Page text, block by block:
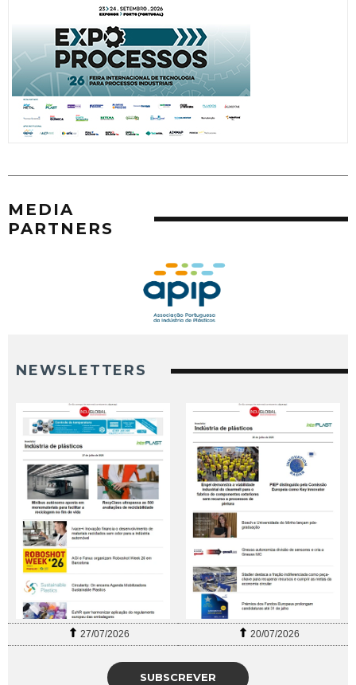
MEDIA
PARTNERS
NEWSLETTERS
27/07/2026 20/07/2026
SUBSCREVER